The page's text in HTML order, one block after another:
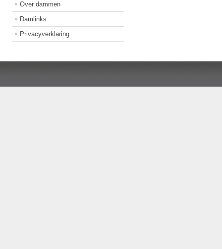
Over dammen
Damlinks
Privacyverklaring